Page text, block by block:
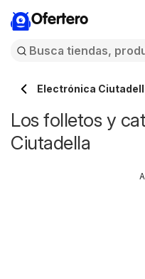
Ofertero
Electrónica
Los folletos y
Ciutadella